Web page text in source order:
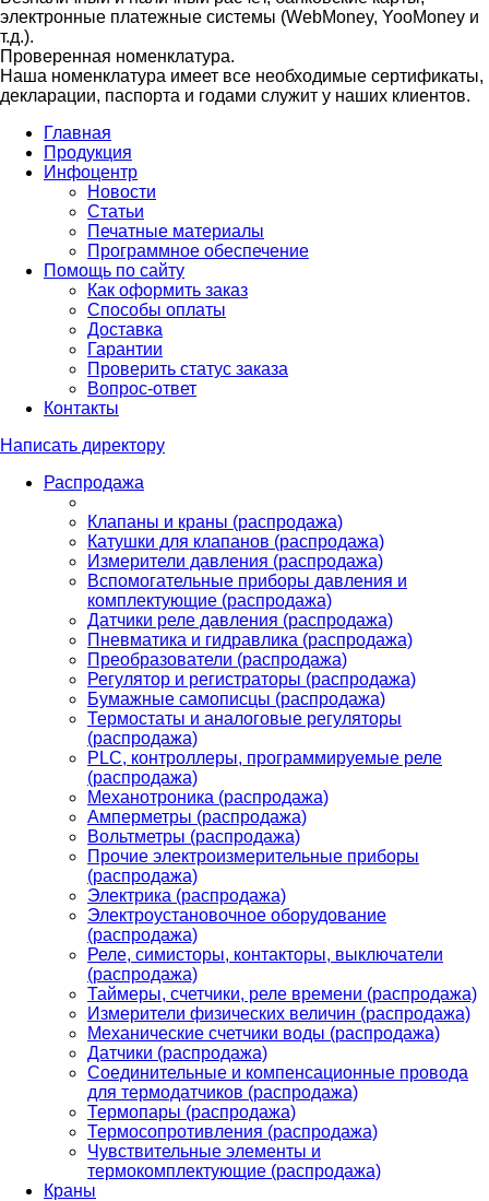
электронные платежные системы (WebMoney, YooMoney и
т.д.).
Проверенная номенклатура.
Наша номенклатура имеет все необходимые сертификаты,
декларации, паспорта и годами служит у наших клиентов.
Главная
Продукция
Инфоцентр
Новости
Статьи
Печатные материалы
Программное обеспечение
Помощь по сайту
Как оформить заказ
Способы оплаты
Доставка
Гарантии
Проверить статус заказа
Вопрос-ответ
Контакты
Написать директору
Распродажа
Клапаны и краны (распродажа)
Катушки для клапанов (распродажа)
Измерители давления (распродажа)
Вспомогательные приборы давления и
комплектующие (распродажа)
Датчики реле давления (распродажа)
Пневматика и гидравлика (распродажа)
Преобразователи (распродажа)
Регулятор и регистраторы (распродажа)
Бумажные самописцы (распродажа)
Термостаты и аналоговые регуляторы
(распродажа)
PLС, контроллеры, программируемые реле
(распродажа)
Механотроника (распродажа)
Амперметры (распродажа)
Вольтметры (распродажа)
Прочие электроизмерительные приборы
(распродажа)
Электрика (распродажа)
Электроустановочное оборудование
(распродажа)
Реле, симисторы, контакторы, выключатели
(распродажа)
Таймеры, счетчики, реле времени (распродажа)
Измерители физических величин (распродажа)
Механические счетчики воды (распродажа)
Датчики (распродажа)
Соединительные и компенсационные провода
для термодатчиков (распродажа)
Термопары (распродажа)
Термосопротивления (распродажа)
Чувствительные элементы и
термокомплектующие (распродажа)
Краны